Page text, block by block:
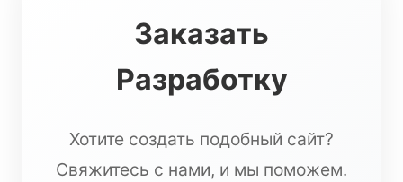
Заказать
Разработку
Хотите создать подобный сайт?
Свяжитесь с нами, и мы поможем.